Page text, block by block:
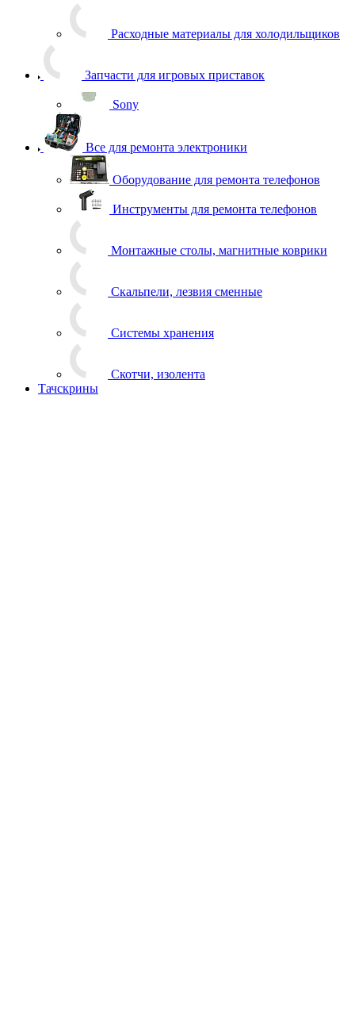
Расходные материалы для холодильщиков
Запчасти для игровых приставок
Sony
Все для ремонта электроники
Оборудование для ремонта телефонов
Инструменты для ремонта телефонов
Монтажные столы, магнитные коврики
Скальпели, лезвия сменные
Системы хранения
Скотчи, изолента
Тачскрины